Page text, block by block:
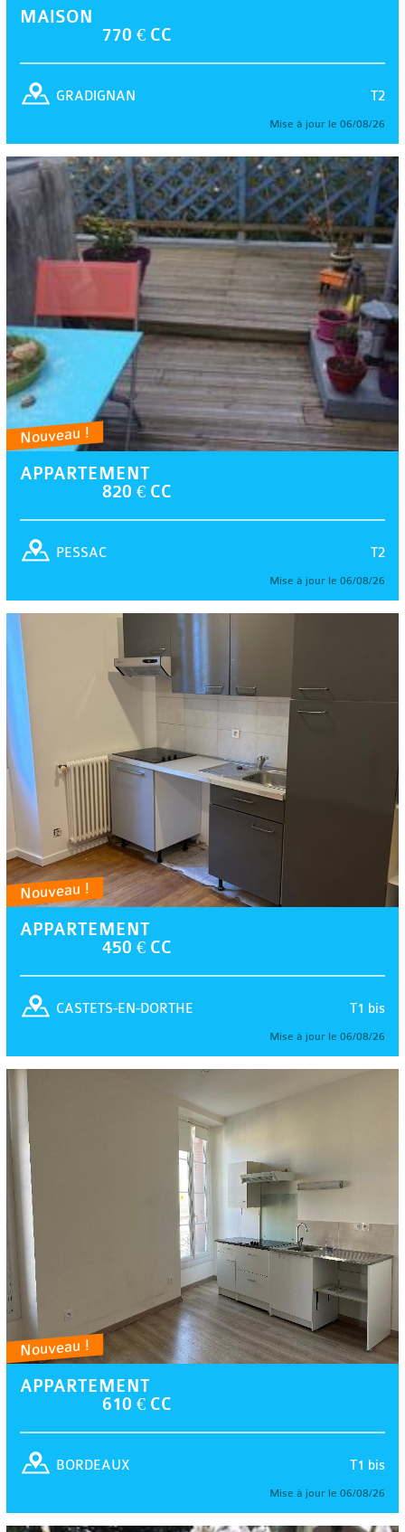
MAISON
770 € CC
T2
GRADIGNAN
Mise à jour le 06/08/26
Nouveau !
APPARTEMENT
820 € CC
T2
PESSAC
Mise à jour le 06/08/26
Nouveau !
APPARTEMENT
450 € CC
T1 bis
CASTETS-EN-DORTHE
Mise à jour le 06/08/26
Nouveau !
APPARTEMENT
610 € CC
T1 bis
BORDEAUX
Mise à jour le 06/08/26